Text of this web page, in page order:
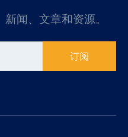
闻、文章和资源。
订阅